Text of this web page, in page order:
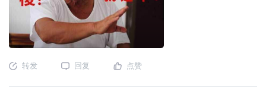
转发 回复 点赞